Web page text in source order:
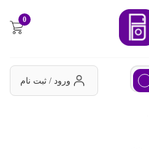
0
ورود / ثبت نام